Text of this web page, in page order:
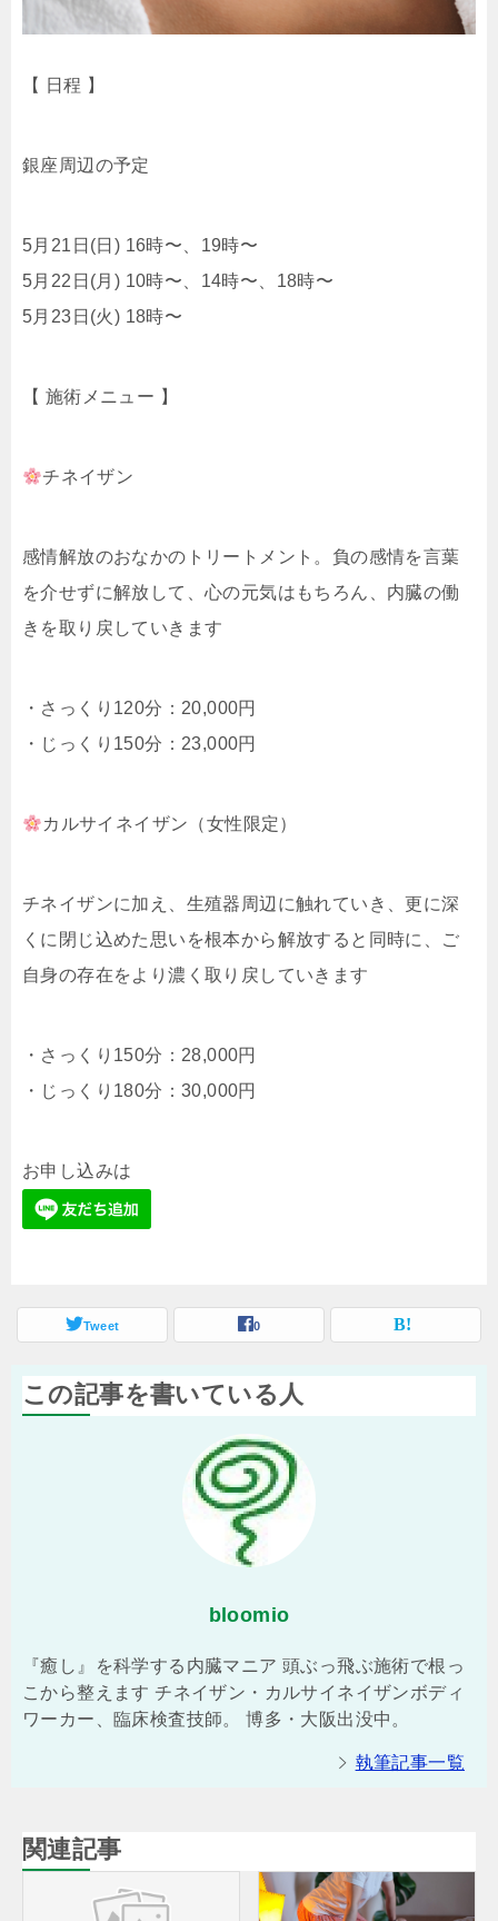
【 日程 】
銀座周辺の予定
5月21日(日) 16時〜、19時〜
5月22日(月) 10時〜、14時〜、18時〜
5月23日(火) 18時〜
【 施術メニュー 】
チネイザン
感情解放のおなかのトリートメント。負の感情を言葉
を介せずに解放して、心の元気はもちろん、内臓の働
きを取り戻していきます
・さっくり120分：20,000円
・じっくり150分：23,000円
カルサイネイザン（女性限定）
チネイザンに加え、生殖器周辺に触れていき、更に深
くに閉じ込めた思いを根本から解放すると同時に、ご
自身の存在をより濃く取り戻していきます
・さっくり150分：28,000円
・じっくり180分：30,000円
お申し込みは
Tweet 0
この記事を書いている人
bloomio
『癒し』を科学する内臓マニア 頭ぶっ飛ぶ施術で根っ
こから整えます チネイザン・カルサイネイザンボディ
ワーカー、臨床検査技師。 博多・大阪出没中。
執筆記事一覧
関連記事